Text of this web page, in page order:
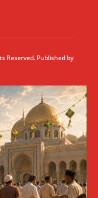
Reserved. Published by